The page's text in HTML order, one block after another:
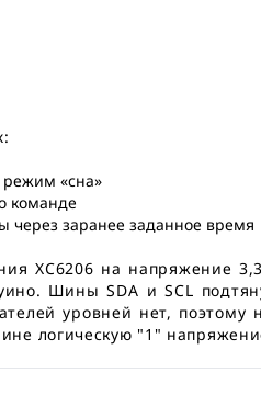
режим «сна»
команде
через заранее заданное время
XC6206 на напряжение
Шины SDA и SCL
уровней нет, поэтому
логическую "1"